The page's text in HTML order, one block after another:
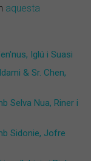
aquesta
Iglú i Suasi
& Sr. Chen,
Selva Nua, Riner i
Sidonie, Jofre